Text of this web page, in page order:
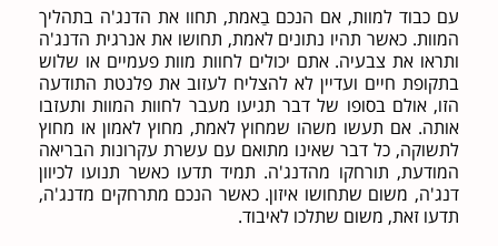
עם כבוד למוות, אם הנכם בַאמת, תחוו את הדנג'ה בתהליך
המוות. כאשר תהיו נתונים לאמת, תחושו את אנרגית הדנג'ה
ותראו את צבעיה. אתם יכולים לחוות מוות פעמיים או שלוש
בתקופת חיים ועדיין לא להצליח לעזוב את פלנטת התודעה
הזו, אולם בסופו של דבר תגיעו מעבר לחוות המוות ותעזבו
אותה. אם תעשו משהו שמחוץ לאמת, מחוץ לאמון או מחוץ
לתשוקה, כל דבר שאינו מתואם עם עשרת עקרונות הבריאה
המודעת, תורחקו מהדנג'ה. תמיד תדעו כאשר תנועו לכיוון
דנג'ה, משום שתחושו איזון. כאשר הנכם מתרחקים מדנג'ה,
תדעו זאת, משום שתלכו לאיבוד.